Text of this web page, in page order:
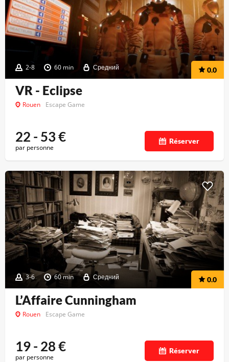
2-8 60 min Средний 0.0
VR - Eclipse
Rouen Escape Game
22 - 53€
par personne
Réserver
3-6 60 min Средний 0.0
L’Affaire Cunningham
Rouen Escape Game
19 - 28€
par personne
Réserver